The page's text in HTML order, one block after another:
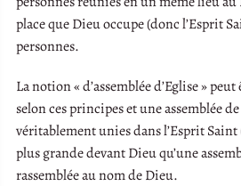
place que Dieu occupe (donc l’Esprit
personnes.
La notion « d’assemblée d’Eglise »
selon ces principes et une assemblée
véritablement unies dans l’Esprit
plus grande devant Dieu qu’une
rassemblée au nom de Dieu.